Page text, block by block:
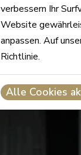
verbessern Ihr
Website
anpassen. Auf
Richtlinie.
Alle Cookies